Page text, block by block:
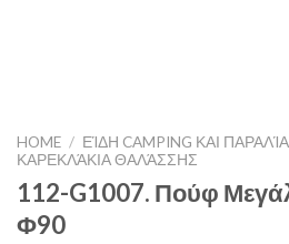
HOME / ΕΊΔΗ CAMPING ΚΑΙ
ΚΑΡΕΚΛΆΚΙΑ ΘΑΛΆΣΣΗΣ
112-G1007. Πούφ
Φ90